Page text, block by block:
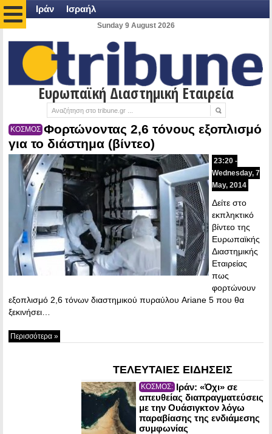
Ιράν Ισραήλ
Sunday 9 August 2026
Ευρωπαϊκή Διαστημική Εταιρεία
ΚΟΣΜΟΣ Φορτώνοντας 2,6 τόνους εξοπλισμό
για το διάστημα (βίντεο)
23:20 -
Wednesday, 7
May, 2014
Δείτε στο
εκπληκτικό
βίντεο της
Ευρωπαϊκής
Διαστημικής
Εταιρείας
πως
φορτώνουν
εξοπλισμό 2,6 τόνων διαστημικού πυραύλου Ariane 5 που θα
ξεκινήσει…
Περισσότερα »
ΤΕΛΕΥΤΑΙΕΣ ΕΙΔΗΣΕΙΣ
ΚΟΣΜΟΣ: Ιράν: «Όχι» σε
απευθείας διαπραγματεύσεις
με την Ουάσιγκτον λόγω
παραβίασης της ενδιάμεσης
συμφωνίας